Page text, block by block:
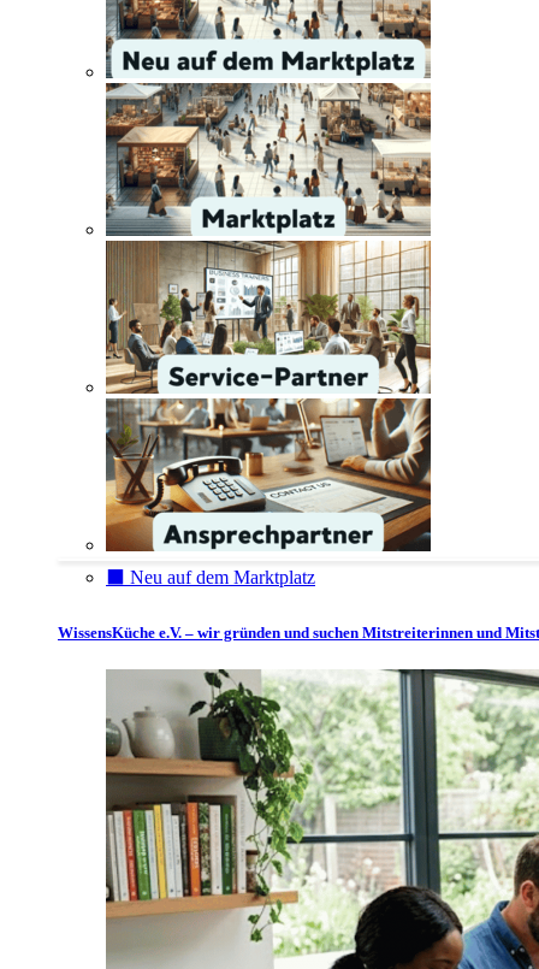
⬛️ Neu auf dem Marktplatz
WissensKüche e.V. – wir gründen und suchen Mitstreiterinnen und